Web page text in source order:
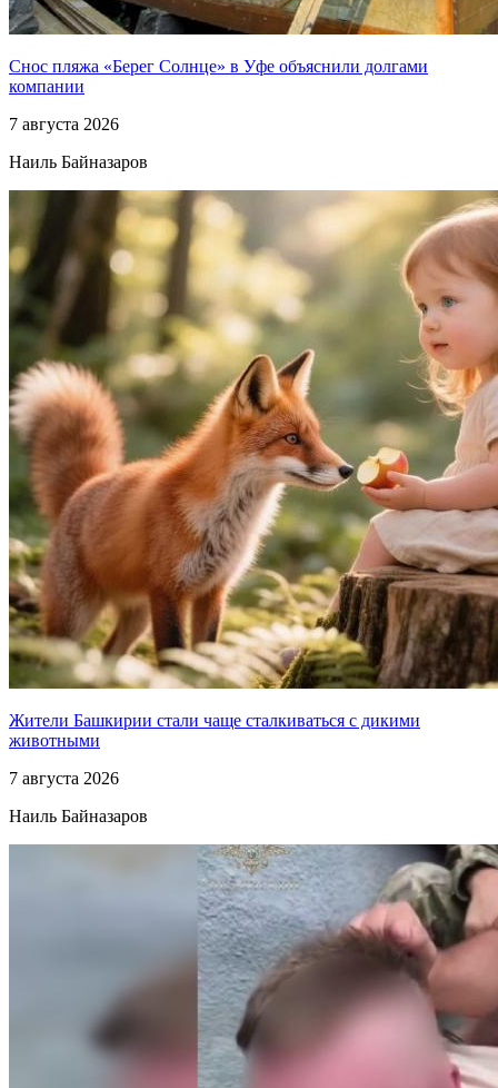
Снос пляжа «Берег Солнце» в Уфе объяснили долгами
компании
7 августа 2026
Наиль Байназаров
Жители Башкирии стали чаще сталкиваться с дикими
животными
7 августа 2026
Наиль Байназаров